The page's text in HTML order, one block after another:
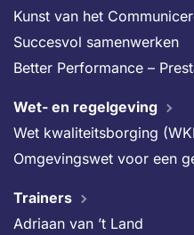
Kunst van het
Succesvol samenwerken
Better Performance –
Wet- en regelgeving
Wet kwaliteitsborging
Omgevingswet voor een
Trainers
Adriaan van ’t Land